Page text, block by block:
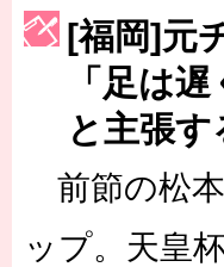
［3223号］一丸。日本出
［3222号］史上最大のW
長谷川 アーリアジャス
[福岡]元
「足は
と主張
前節の松
ップ。天皇